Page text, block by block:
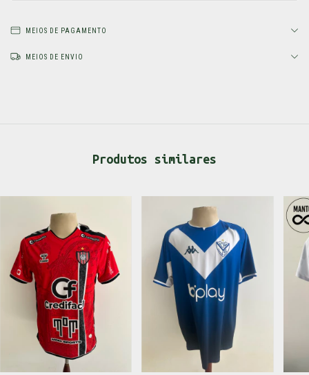
MEIOS DE PAGAMENTO
MEIOS DE ENVIO
Produtos similares